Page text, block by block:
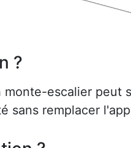
?
escalier peut
sans remplacer